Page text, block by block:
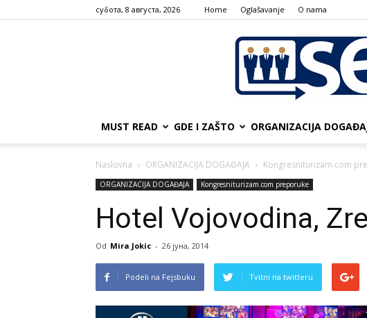
субота, 8 августа, 2026 Home Oglašavanje О nama
MUST READ GDE I ZAŠTO ORGANIZACIJA
Naslovna ORGANIZACIJA DOGAĐAJA Kongresniturizam.com
ORGANIZACIJA DOGAĐAJA Kongresniturizam.com preporuke
Hotel Vojovodina,
Od Mira Jokic - 26 јуна, 2014
Podeli na Fejsbuku Tvitni na twitteru